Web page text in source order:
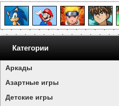
Категории
Аркады
Азартные игры
Детские игры